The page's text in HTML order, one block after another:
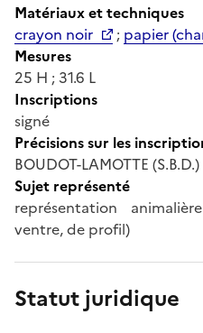
Matériaux et techniques
crayon noir
; papier
Mesures
25 H ; 31.6 L
Inscriptions
signé
Précisions sur les
BOUDOT-LAMOTTE (S.B.D.)
Sujet représenté
représentation
ventre, de profil)
Statut juridique